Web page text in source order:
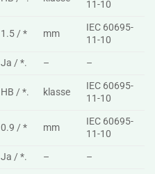
11-10
1.5 / * mm
IEC 60695-
11-10
Ja / *. –
–
HB / *. klasse
IEC 60695-
11-10
0.9 / * mm
IEC 60695-
11-10
Ja / *. – –